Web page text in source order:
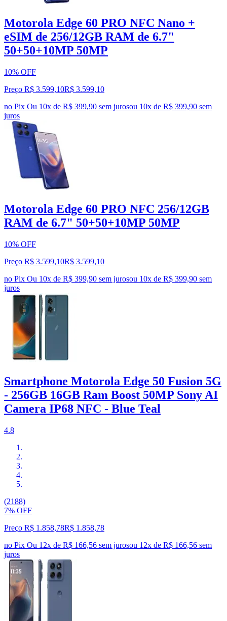
Motorola Edge 60 PRO NFC Nano +
eSIM de 256/12GB RAM de 6.7"
50+50+10MP 50MP
10% OFF
Preço R$ 3.599,10R$ 3.599,10
no Pix Ou 10x de R$ 399,90 sem jurosou 10x de R$ 399,90 sem
juros
Motorola Edge 60 PRO NFC 256/12GB
RAM de 6.7" 50+50+10MP 50MP
10% OFF
Preço R$ 3.599,10R$ 3.599,10
no Pix Ou 10x de R$ 399,90 sem jurosou 10x de R$ 399,90 sem
juros
Smartphone Motorola Edge 50 Fusion 5G
- 256GB 16GB Ram Boost 50MP Sony AI
Camera IP68 NFC - Blue Teal
4.8
(2188)
7% OFF
Preço R$ 1.858,78R$ 1.858,78
no Pix Ou 12x de R$ 166,56 sem jurosou 12x de R$ 166,56 sem
juros